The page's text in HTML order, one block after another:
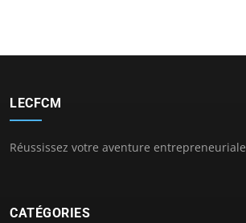
LECFCM
Réussissez votre aventure entrepreneuriale
CATÉGORIES